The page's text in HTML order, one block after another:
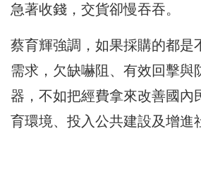
急著收錢，交貨卻慢吞吞。
蔡育輝強調，如果採購的都是
需求，欠缺嚇阻、有效回擊與
器，不如把經費拿來改善國內
育環境、投入公共建設及增進